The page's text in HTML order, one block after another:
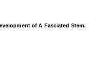
of A Fasciated Stem.